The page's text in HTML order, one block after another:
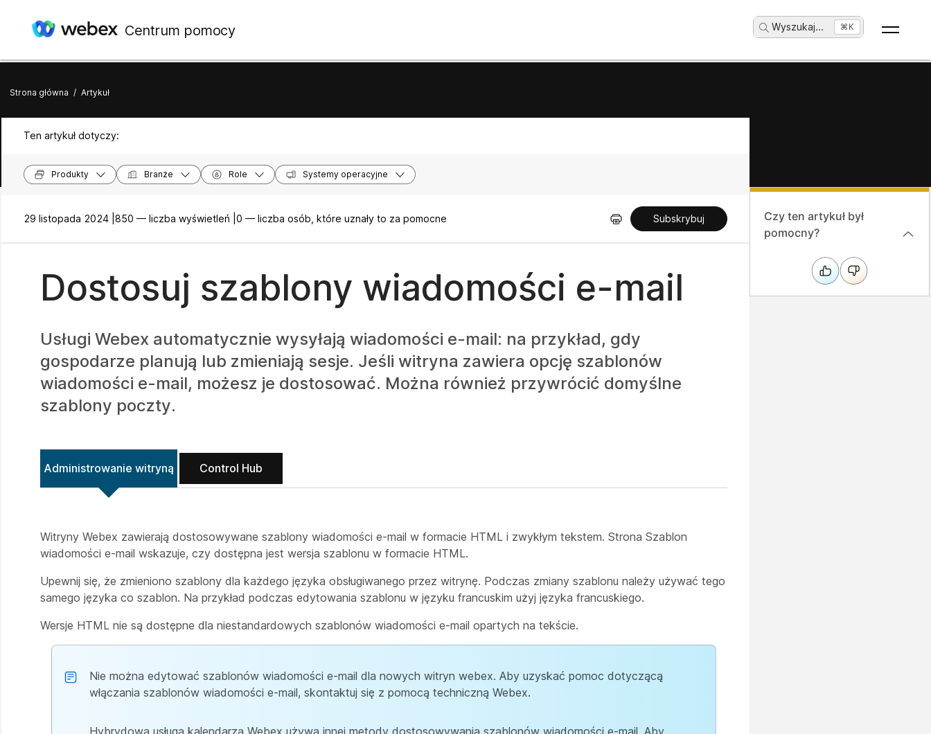
Centrum pomocy Wyszukaj... ⌘K
Strona główna / Artykuł
Ten artykuł dotyczy:
Produkty Branże Role Systemy operacyjne
29 listopada 2024 | 850 — liczba wyświetleń | 0 — liczba osób, które uznały to za pomocne Subskrybuj
Dostosuj szablony wiadomości e-mail
Usługi Webex automatycznie wysyłają wiadomości e-mail: na przykład, gdy
gospodarze planują lub zmieniają sesje. Jeśli witryna zawiera opcję szablonów
wiadomości e-mail, możesz je dostosować. Można również przywrócić domyślne
szablony poczty.
Administrowanie witryną Control Hub
Witryny Webex zawierają dostosowywane szablony wiadomości e-mail w formacie HTML i zwykłym tekstem. Strona Szablon
wiadomości e-mail wskazuje, czy dostępna jest wersja szablonu w formacie HTML.
Upewnij się, że zmieniono szablony dla każdego języka obsługiwanego przez witrynę. Podczas zmiany szablonu należy używać tego
samego języka co szablon. Na przykład podczas edytowania szablonu w języku francuskim użyj języka francuskiego.
Wersje HTML nie są dostępne dla niestandardowych szablonów wiadomości e-mail opartych na tekście.
Nie można edytować szablonów wiadomości e-mail dla nowych witryn webex. Aby uzyskać pomoc dotyczącą
włączania szablonów wiadomości e-mail, skontaktuj się z pomocą techniczną Webex.
Hybrydowa usługa kalendarza Webex używa innej metody dostosowywania szablonów wiadomości e-mail. Aby
Czy ten artykuł był
pomocny?